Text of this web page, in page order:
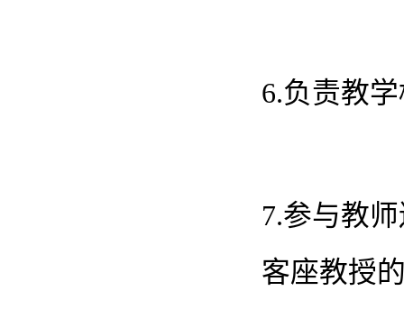
6.负责教
7.参与教
客座教授